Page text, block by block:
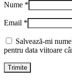
Nume *
Email *
Salvează-mi
pentru data viitoare